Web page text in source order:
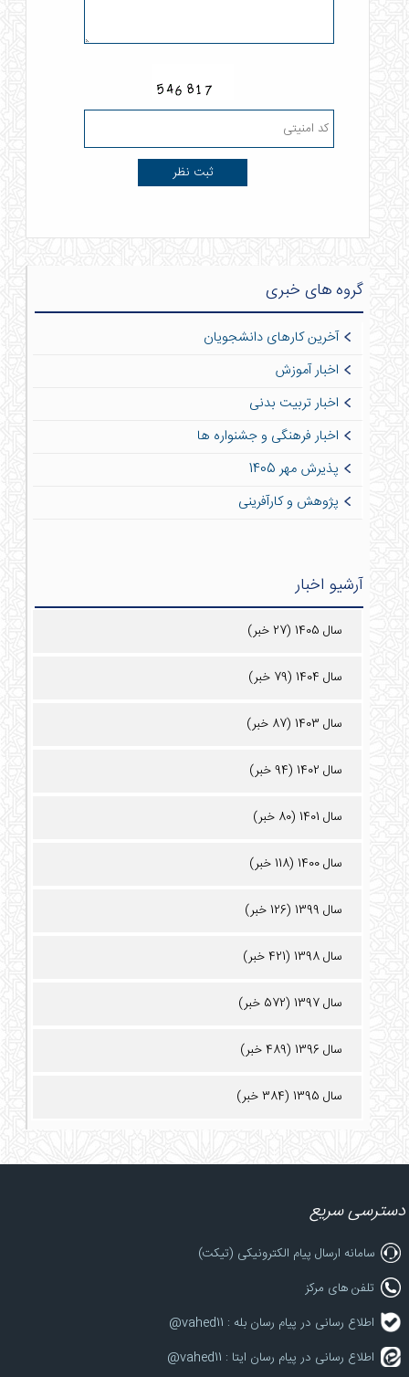
گروه های خبری
آخرین کارهای دانشجویان
اخبار آموزش
اخبار تربیت بدنی
اخبار فرهنگی و جشنواره ها
پذیرش مهر 1405
پژوهش و کارآفرینی
آرشیو اخبار
سال 1405 (27 خبر)
سال 1404 (79 خبر)
سال 1403 (87 خبر)
سال 1402 (94 خبر)
سال 1401 (80 خبر)
سال 1400 (118 خبر)
سال 1399 (126 خبر)
سال 1398 (421 خبر)
سال 1397 (572 خبر)
سال 1396 (489 خبر)
سال 1395 (384 خبر)
دسترسی سریع
سامانه ارسال پیام الکترونیکی (تیکت)
تلفن های مرکز
اطلاع رسانی در پیام رسان بله : vahed11@
اطلاع رسانی در پیام رسان ایتا : vahed11@